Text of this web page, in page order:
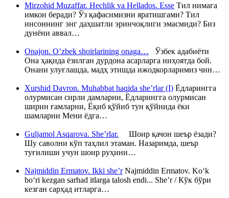
Mirzohid Muzaffar. Hechlik va Hellados. Esse Тил нимага
имкон беради? Ўз қафасимизни яратишгами? Тил
инсоннинг энг даҳшатли эринчоқлиги эмасмиди? Биз
дунёни аввал…
Onajon. O’zbek shoirlarining onaga… Ўзбек адабиёти
Она ҳақида ёзилган дурдона асарларга ниҳоятда бой.
Онани улуғлашда, мадҳ этишда ижодкорларимиз чин…
Xurshid Davron. Muhabbat haqida she’rlar (I) Ёдларингга
олурмисан сирли дамларни, Ёдларингга олурмисан
ширин ғамларни, Ёқиб қўйиб тун қўйнида ёки
шамларни Мени ёдга…
Guljamol Asqarova. She’rlar. Шоир қачон шеър ёзади?
Шу саволни кўп таҳлил этаман. Назаримда, шеър
туғилиши учун шоир руҳини…
Najmiddin Ermatov. Ikki she’rNajmiddin Ermatov. Ko‘k
bo‘ri kezgan sarhad itlarga talosh endi... She’r / Кўк бўри
кезган сарҳад итларга…